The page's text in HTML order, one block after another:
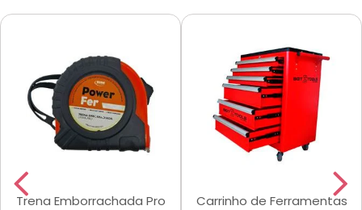
Trena Emborrachada Pro
Carrinho de Ferramentas